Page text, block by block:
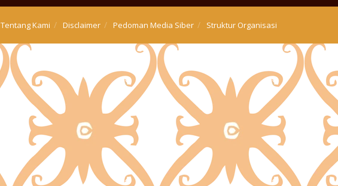
Tentang Kami Disclaimer Pedoman Media Siber Struktur Organisasi